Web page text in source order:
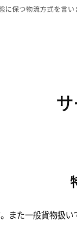
保つ物流方式を言い
た一般貨物扱